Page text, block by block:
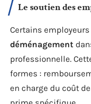
Le soutien des
Certains
déménagement
professionnelle.
formes :
en charge du coût